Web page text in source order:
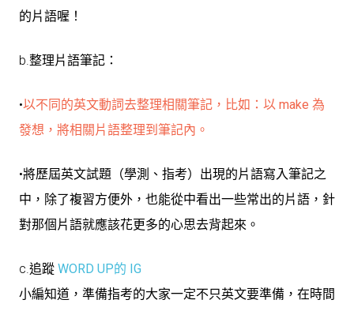
的片語喔！
b.整理片語筆記：
•以不同的英文動詞去整理相關筆記，比如：以 make 為
發想，將相關片語整理到筆記內。
•將歷屆英文試題（學測、指考）出現的片語寫入筆記之
中，除了複習方便外，也能從中看出一些常出的片語，針
對那個片語就應該花更多的心思去背起來。
c.追蹤 WORD UP的 IG
小編知道，準備指考的大家一定不只英文要準備，在時間